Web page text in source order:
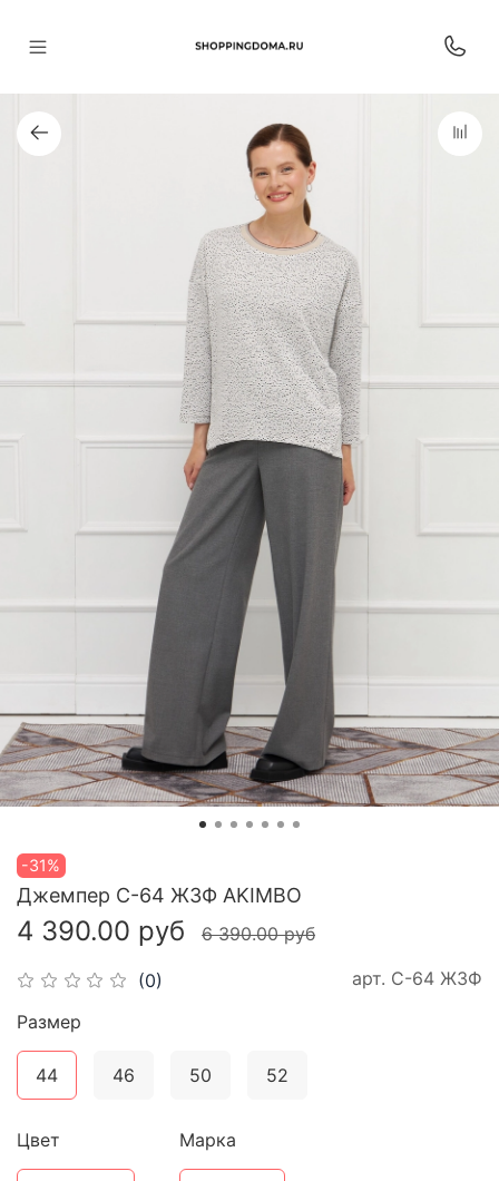
-31%
(0) арт. С-64 ЖЗФ
Джемпер С-64 ЖЗФ AKIMBO
4 390.00 руб 6 390.00 руб
Размер
44 46 50 52
Цвет Марка